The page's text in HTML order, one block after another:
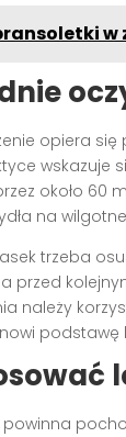
opiera się
wskazuje
około 60
na
trzeba
a przed
należy